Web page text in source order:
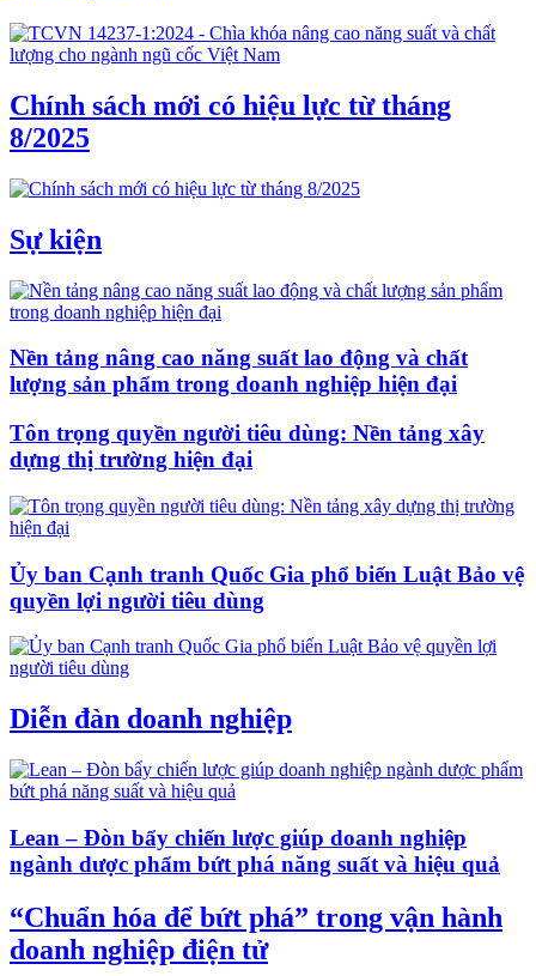
Chính sách mới có hiệu lực từ tháng
8/2025
Sự kiện
Nền tảng nâng cao năng suất lao động và chất
lượng sản phẩm trong doanh nghiệp hiện đại
Tôn trọng quyền người tiêu dùng: Nền tảng xây
dựng thị trường hiện đại
Ủy ban Cạnh tranh Quốc Gia phổ biến Luật Bảo vệ
quyền lợi người tiêu dùng
Diễn đàn doanh nghiệp
Lean – Đòn bẩy chiến lược giúp doanh nghiệp
ngành dược phẩm bứt phá năng suất và hiệu quả
“Chuẩn hóa để bứt phá” trong vận hành
doanh nghiệp điện tử